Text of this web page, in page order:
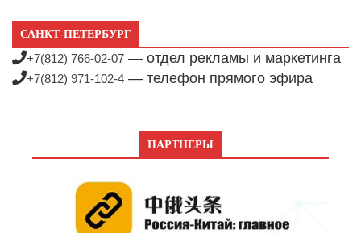
САНКТ-ПЕТЕРБУРГ
+7(812) 766-02-07 — отдел рекламы и маркетинга
+7(812) 971-102-4 — телефон прямого эфира
ПАРТНЕРЫ